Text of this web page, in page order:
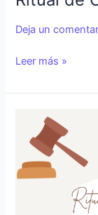
Deja un
Leer más »
para
ganar
un